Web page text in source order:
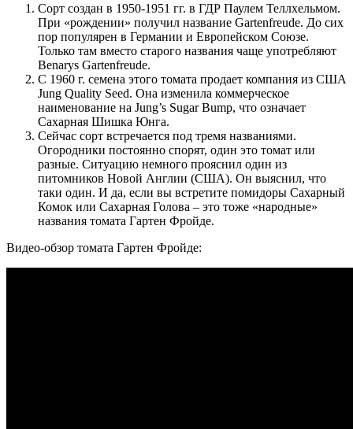
Сорт создан в 1950-1951 гг. в ГДР Паулем Теллхельмом.
При «рождении» получил название Gartenfreude. До сих
пор популярен в Германии и Европейском Союзе.
Только там вместо старого названия чаще употребляют
Benarys Gartenfreude.
С 1960 г. семена этого томата продает компания из США
Jung Quality Seed. Она изменила коммерческое
наименование на Jung’s Sugar Bump, что означает
Сахарная Шишка Юнга.
Сейчас сорт встречается под тремя названиями.
Огородники постоянно спорят, один это томат или
разные. Ситуацию немного прояснил один из
питомников Новой Англии (США). Он выяснил, что
таки один. И да, если вы встретите помидоры Сахарный
Комок или Сахарная Голова – это тоже «народные»
названия томата Гартен Фройде.
Видео-обзор томата Гартен Фройде: